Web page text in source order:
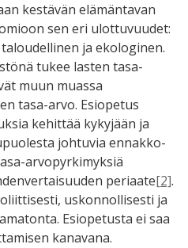
kestävän elämäntavan
sen eri ulottuvuudet:
ja ekologinen.
tukee lasten tasa-
muun muassa
tasa-arvo. Esiopetus
kehittää kykyjään ja
johtuvia ennakko-
arvopyrkimyksiä
periaate[2].
uskonnollisesti ja
Esiopetusta ei saa
kanavana.